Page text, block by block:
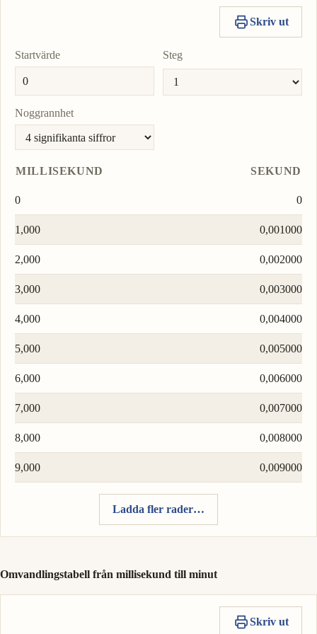
värde
Till-
Skriv ut
Startvärde Steg
Noggrannhet
MILLISEKUND SEKUND
0 0
1,000 0,001000
2,000 0,002000
3,000 0,003000
4,000 0,004000
5,000 0,005000
6,000 0,006000
7,000 0,007000
8,000 0,008000
9,000 0,009000
Ladda fler rader…
Omvandlingstabell från millisekund till minut
Skriv ut